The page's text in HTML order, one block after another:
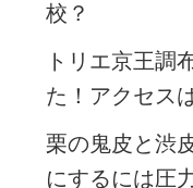
校？
トリエ京王調
た！アクセス
栗の鬼皮と渋
にするには圧